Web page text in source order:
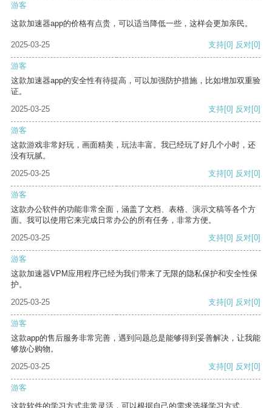
游客
这款加速器app的价格有点贵，可以适当降低一些，这样会更加亲民。
2025-03-25 支持[0] 反对[0]
游客
这款加速器app的安全性有待提高，可以加强防护措施，比如增加双重验
证。
2025-03-25
支持[0] 反对[0]
游客
这款游戏非常好玩，画面精美，玩法丰富。我已经玩了好几个小时，还
没有玩腻。
2025-03-25
支持[0] 反对[0]
游客
这款办公软件的功能非常全面，涵盖了文档、表格、演示文稿等各个方
面。我可以使用它来完成日常办公的所有任务，非常方便。
2025-03-25
支持[0] 反对[0]
游客
这款加速器VPM应用程序已经为我们带来了无限的隐私保护和安全性保
护。
2025-03-25
支持[0] 反对[0]
游客
这款app的售后服务非常完善，遇到问题总是能够得到妥善解决，让我能
够放心购物。
2025-03-25
支持[0] 反对[0]
游客
这款软件的学习方式非常灵活，可以根据自己的需求选择学习方式。